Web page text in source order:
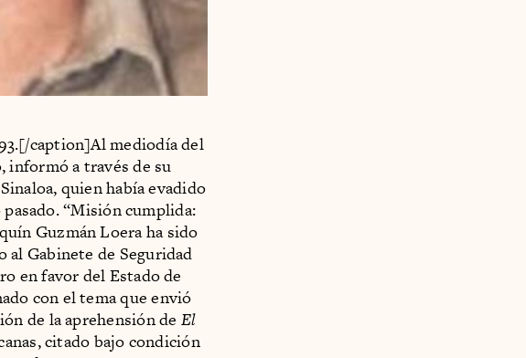
caption]Al mediodía del
informó a través de su
quien había evadido
“Misión cumplida:
Guzmán Loera ha sido
Gabinete de Seguridad
en favor del Estado de
con el tema que envió
de la aprehensión de El
citado bajo condición